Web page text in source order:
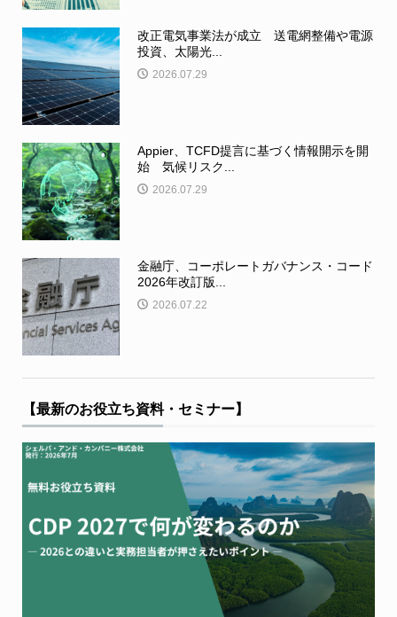
改正電気事業法が成立 送電網整備や電源
投資、太陽光...
2026.07.29
Appier、TCFD提言に基づく情報開示を開
始 気候リスク...
2026.07.29
金融庁、コーポレートガバナンス・コード
2026年改訂版...
2026.07.22
【最新のお役立ち資料・セミナー】